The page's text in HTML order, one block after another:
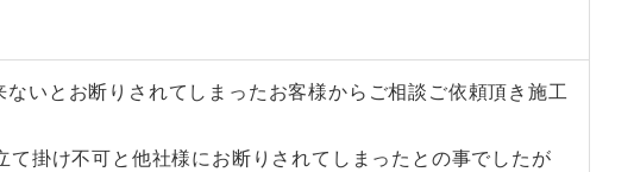
いとお断りされてしまったお客様からご相談ご依頼頂き施工
掛け不可と他社様にお断りされてしまったとの事でしたが